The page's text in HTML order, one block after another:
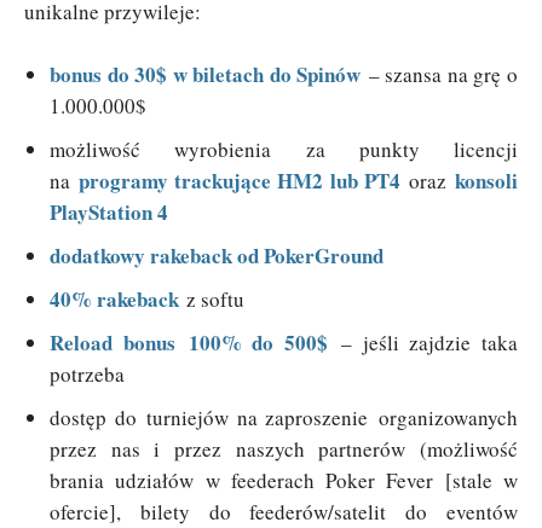
unikalne przywileje:
bonus do 30$ w biletach do Spinów – szansa na grę o
1.000.000$
możliwość wyrobienia za punkty licencji
naprogramy trackujące HM2 lub PT4 orazkonsoli
PlayStation 4
dodatkowy rakeback od PokerGround
40% rakeback z softu
Reload bonus 100% do 500$ – jeśli zajdzie taka
potrzeba
dostęp do turniejów na zaproszenie organizowanych
przez nas i przez naszych partnerów (możliwość
brania udziałów w feederach Poker Fever [stale w
ofercie], bilety do feederów/satelit do eventów